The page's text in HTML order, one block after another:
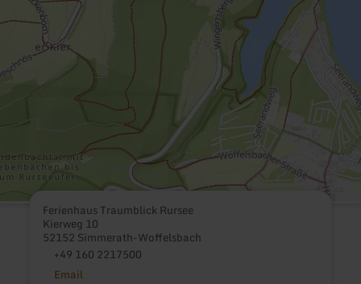
Ferienhaus Traumblick Rursee
Kierweg 10
52152 Simmerath-Woffelsbach
+49 160 2217500
Email